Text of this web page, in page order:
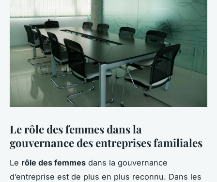
Le rôle des femmes dans la
gouvernance des entreprises familiales
Le rôle des femmes dans la gouvernance
d’entreprise est de plus en plus reconnu. Dans les